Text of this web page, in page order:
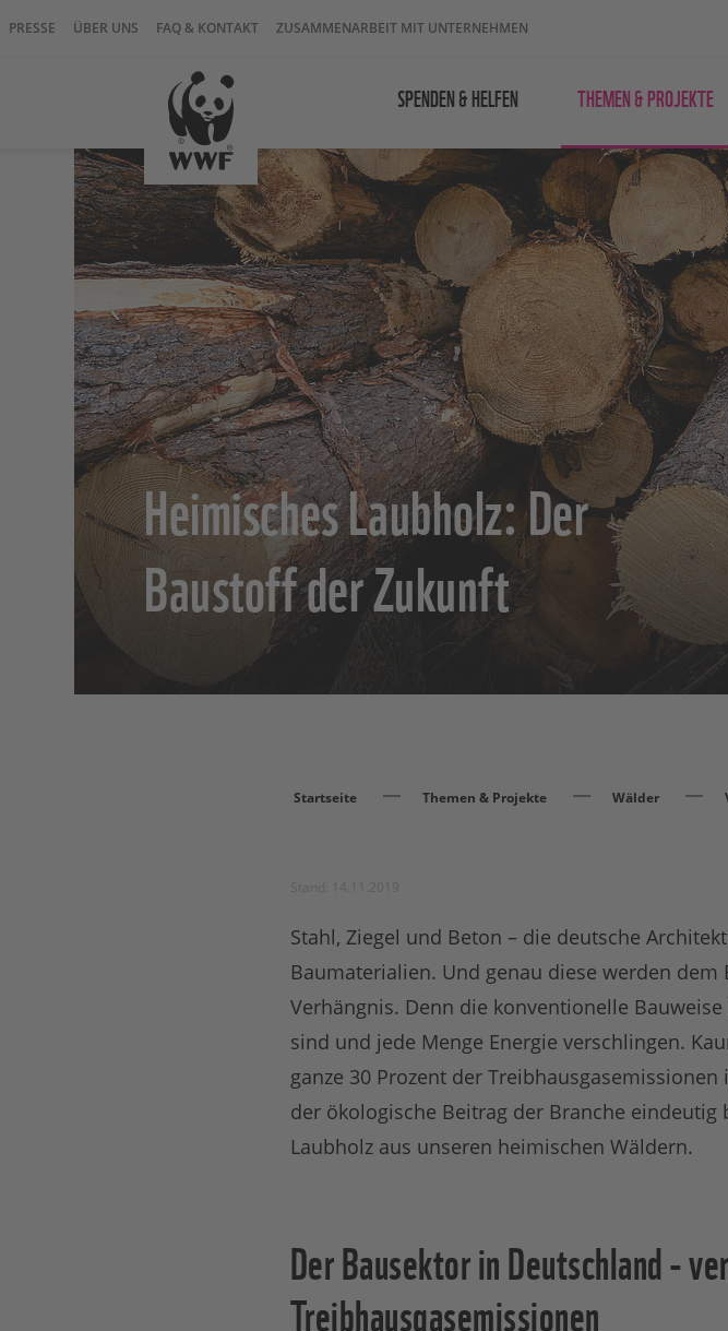
PRESSE ÜBER UNS FAQ & KONTAKT ZUSAMMENARBEIT MIT UNTERNEHMEN
SPENDEN & HELFEN THEMEN & PROJEKTE
Heimisches Laubholz: Der
Baustoff der Zukunft
Startseite Themen & Projekte Wälder
Stahl, Ziegel und Beton – die deutsche
Baumaterialien. Und genau diese werden dem
Verhängnis. Denn die konventionelle
sind und jede Menge Energie verschlingen.
ganze 30 Prozent der
der ökologische Beitrag der Branche
Laubholz aus unseren heimischen Wäldern.
Der Bausektor in Deutschland -
Treibhausgasemissionen